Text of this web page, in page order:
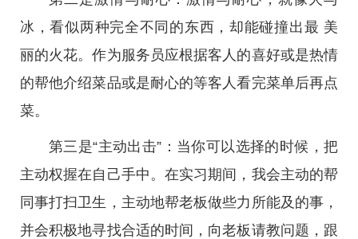
冰，看似两种完全不同的东西，却能碰撞出最 美
丽的火花。作为服务员应根据客人的喜好或是热情
的帮他介绍菜品或是耐心的等客人看完菜单后再点
菜。
第三是“主动出击”：当你可以选择的时候，把
主动权握在自己手中。在实习期间，我会主动的帮
同事打扫卫生，主动地帮老板做些力所能及的事，
并会积极地寻找合适的时间，向老板请教问题，跟